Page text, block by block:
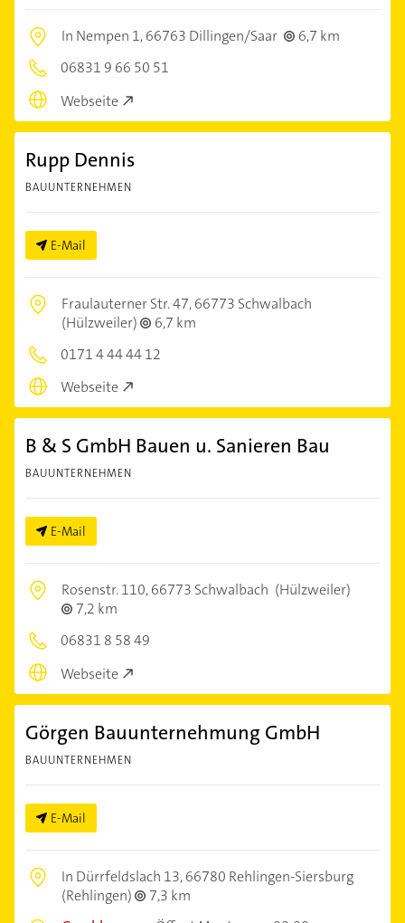
In Nempen 1,66763 Dillingen/Saar
6,7 km
06831 9 66 50 51
Webseite
Rupp Dennis
BAUUNTERNEHMEN
E-Mail
Fraulauterner Str. 47,66773 Schwalbach
(Hülzweiler)
6,7 km
0171 4 44 44 12
Webseite
B & S GmbH Bauen u. Sanieren Bau
BAUUNTERNEHMEN
E-Mail
Rosenstr. 110,66773 Schwalbach (Hülzweiler)
7,2 km
06831 8 58 49
Webseite
Görgen Bauunternehmung GmbH
BAUUNTERNEHMEN
E-Mail
In Dürrfeldslach 13,66780 Rehlingen-Siersburg
(Rehlingen)
7,3 km